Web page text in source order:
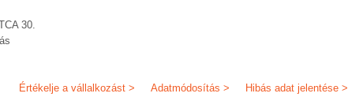
30.
Hibás adat jelentése >
Adatmódosítás >
Értékelje a vállalkozást >